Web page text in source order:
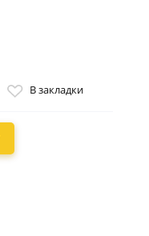
В закладки